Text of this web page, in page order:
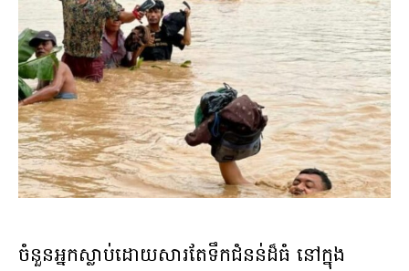
ចំនួនអ្នកស្លាប់ដោយសារតែទឹកជំនន់ដ៏ធំ នៅក្នុង